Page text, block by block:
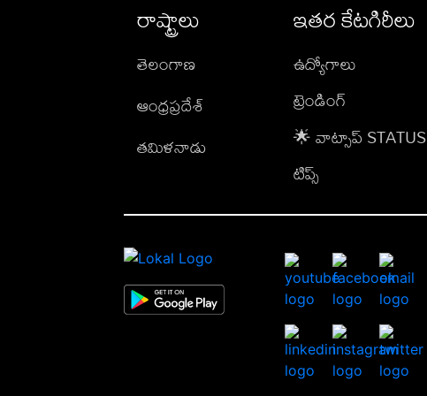
రాష్ట్రాలు
తెలంగాణ
ఆంధ్రప్రదేశ్
తమిళనాడు
ఇతర కేటగిరీలు
ఉద్యోగాలు
ట్రెండింగ్
🌟 వాట్సాప్ STATUS
టిప్స్